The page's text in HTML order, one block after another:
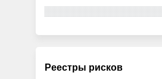
Реестры рисков